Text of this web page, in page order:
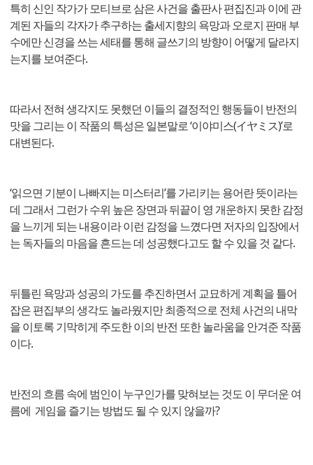
특히 신인 작가가 모티브로 삼은 사건을 출판사 편집진과 이에 관
계된 자들의 각자가 추구하는 출세지향의 욕망과 오로지 판매 부
수에만 신경을 쓰는 세태를 통해 글쓰기의 방향이 어떻게 달라지
는지를 보여준다.
따라서 전혀 생각지도 못했던 이들의 결정적인 행동들이 반전의
맛을 그리는 이 작품의 특성은 일본말로 ‘이야미스(イヤミス)’로
대변된다.
‘읽으면 기분이 나빠지는 미스터리’를 가리키는 용어란 뜻이라는
데 그래서 그런가 수위 높은 장면과 뒤끝이 영 개운하지 못한 감정
을 느끼게 되는 내용이라 이런 감정을 느꼈다면 저자의 입장에서
는 독자들의 마음을 흔드는 데 성공했다고도 할 수 있을 것 같다.
뒤틀린 욕망과 성공의 가도를 추진하면서 교묘하게 계획을 틀어
잡은 편집부의 생각도 놀라웠지만 최종적으로 전체 사건의 내막
을 이토록 기막히게 주도한 이의 반전 또한 놀라움을 안겨준 작품
이다.
반전의 흐름 속에 범인이 누구인가를 맞혀보는 것도 이 무더운 여
름에 게임을 즐기는 방법도 될 수 있지 않을까?